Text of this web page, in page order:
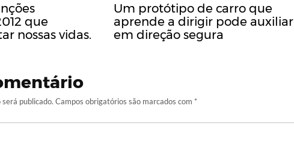
que
nossas vidas.
Um protótipo de carro que
aprende a dirigir pode auxiliar
em direção segura
publicado. Campos obrigatórios são marcados com *